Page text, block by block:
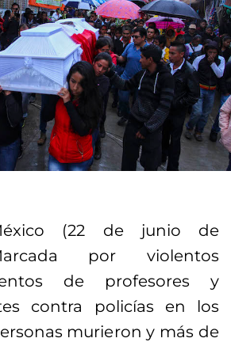
(22 de junio de
por violentos
de profesores y
contra policías en los
murieron y más de